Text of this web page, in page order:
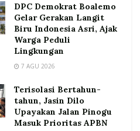
DPC Demokrat Boalemo
Gelar Gerakan Langit
Biru Indonesia Asri, Ajak
Warga Peduli
Lingkungan
7 AGU 2026
Terisolasi Bertahun-
tahun, Jasin Dilo
Upayakan Jalan Pinogu
Masuk Prioritas APBN